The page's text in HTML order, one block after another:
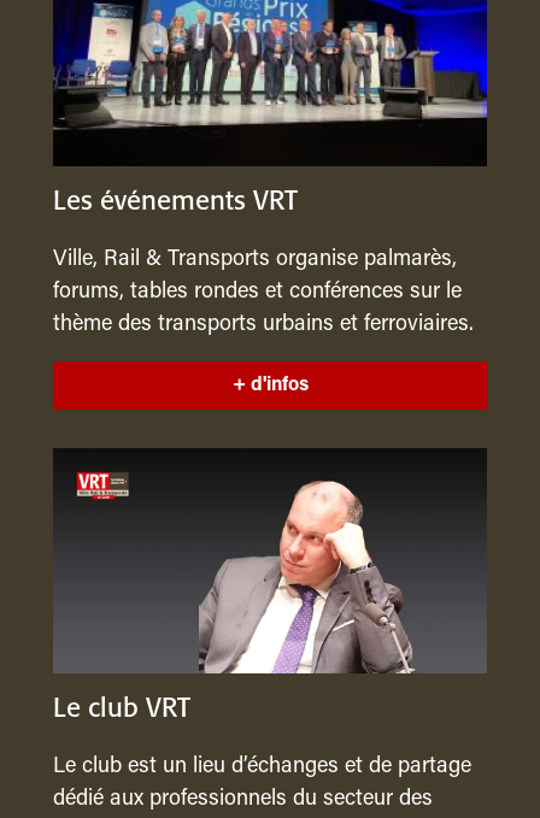
Les événements VRT
Ville, Rail & Transports organise palmarès,
forums, tables rondes et conférences sur le
thème des transports urbains et ferroviaires.
+ d'infos
Le club VRT
Le club est un lieu d’échanges et de partage
dédié aux professionnels du secteur des